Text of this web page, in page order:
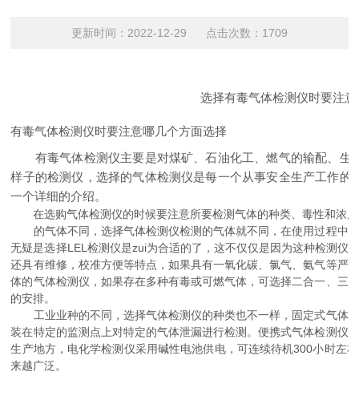
更新时间：2022-12-29 点击次数：1709
选择有毒气体检测仪时要注
有毒气体检测仪时要注意哪几个方面选择
有毒气体检测仪主要是对煤矿、石油化工、燃气的输配、
样子的检测仪，选择的气体检测仪是每一个从事安全生产工作
一个详细的介绍。
在选购气体检测仪的时候要注意所要检测气体的种类、毒性和浓
的气体不同，选择气体检测仪检测的气体就不同，在使用过程中
无疑是选择LEL检测仪是zui为合适的了，这不仅仅是因为这种检测仪
还具有维修，校准方便等特点，如果具有一氧化碳、氯气、氨气等严
体的气体检测仪，如果存在多种有毒或可燃气体，可选择二合一、三
的安排。
工业业种的不同，选择气体检测仪的种类也不一样，固定式气体
装在特定的监测点上对特定的气体泄漏进行检测。便携式气体检测仪
生产地方，电化学检测仪采用碱性电池供电，可连续待机300小时左
来越广泛。